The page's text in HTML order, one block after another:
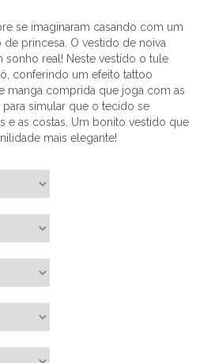
se imaginaram casando com um
princesa. O vestido de noiva
sonho real! Neste vestido o tule
conferindo um efeito tattoo
manga comprida que joga com as
para simular que o tecido se
e as costas. Um bonito vestido que
mais elegante!